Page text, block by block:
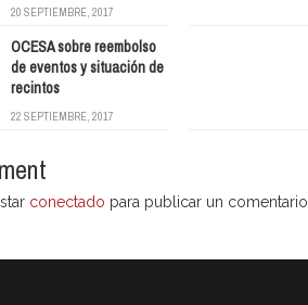
20 SEPTIEMBRE, 2017
OCESA sobre reembolso
de eventos y situación de
recintos
22 SEPTIEMBRE, 2017
conectado para publicar un comentario.